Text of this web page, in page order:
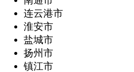
连云港市
淮安市
盐城市
扬州市
镇江市